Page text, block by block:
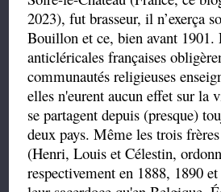
2023), fut brasseur, il n’exerça
Bouillon et ce, bien avant 1901.
anticléricales françaises
communautés religieuses
elles n'eurent aucun effet sur la
se partagent depuis (presque)
deux pays. Même les trois
(Henri, Louis et Célestin,
respectivement en 1888, 1890